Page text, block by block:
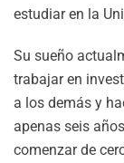
estudiar en la
Su sueño
trabajar en
a los demás y
apenas seis
comenzar de